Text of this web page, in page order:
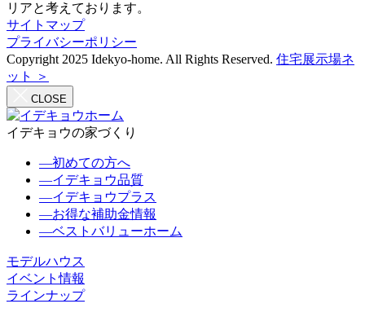
リアと考えております。
サイトマップ
プライバシーポリシー
Copyright 2025 Idekyo-home. All Rights Reserved. 住宅展示場ネ
ット ＞
CLOSE
イデキョウの家づくり
―初めての方へ
―イデキョウ品質
―イデキョウプラス
―お得な補助金情報
―ベストバリューホーム
モデルハウス
イベント情報
ラインナップ